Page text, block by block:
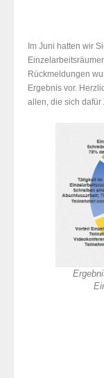
Im Juni hatten wir
Rückmeldungen
Ergebnis vor.
allen, die sich dafür